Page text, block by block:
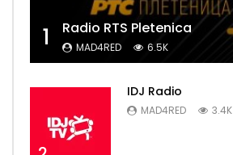
1 Radio RTS Pletenica
MAD4RED 6.5K
IDJ Radio
MAD4RED 3.4K